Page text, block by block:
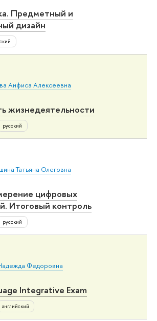
Предметный и
дизайн
Анфиса Алексеевна
жизнедеятельности
русский
Татьяна Олеговна
цифровых
Итоговый контроль
русский
Федоровна
Integrative Exam
английский